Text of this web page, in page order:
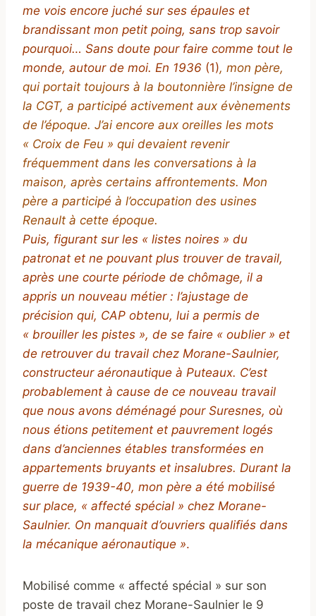
me vois encore juché sur ses épaules et
brandissant mon petit poing, sans trop savoir
pourquoi… Sans doute pour faire comme tout le
monde, autour de moi. En 1936 (1), mon père,
qui portait toujours à la boutonnière l’insigne de
la CGT, a participé activement aux évènements
de l’époque. J’ai encore aux oreilles les mots
« Croix de Feu » qui devaient revenir
fréquemment dans les conversations à la
maison, après certains affrontements. Mon
père a participé à l’occupation des usines
Renault à cette époque.
Puis, figurant sur les « listes noires » du
patronat et ne pouvant plus trouver de travail,
après une courte période de chômage, il a
appris un nouveau métier : l’ajustage de
précision qui, CAP obtenu, lui a permis de
« brouiller les pistes », de se faire « oublier » et
de retrouver du travail chez Morane-Saulnier,
constructeur aéronautique à Puteaux. C’est
probablement à cause de ce nouveau travail
que nous avons déménagé pour Suresnes, où
nous étions petitement et pauvrement logés
dans d’anciennes étables transformées en
appartements bruyants et insalubres. Durant la
guerre de 1939-40, mon père a été mobilisé
sur place, « affecté spécial » chez Morane-
Saulnier. On manquait d’ouvriers qualifiés dans
la mécanique aéronautique ».
Mobilisé comme « affecté spécial » sur son
poste de travail chez Morane-Saulnier le 9